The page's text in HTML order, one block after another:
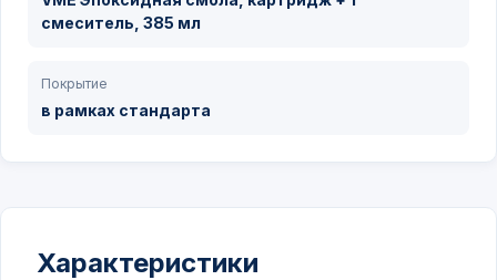
смеситель, 385 мл
Покрытие
в рамках стандарта
Характеристики